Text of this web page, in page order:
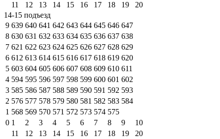
11
12 13 14 15 16 17 18 19
20
14-15 подъезд
9 639 640 641 642 643 644 645 646 647
8 630 631 632 633 634 635 636 637 638
7 621 622 623 624 625 626 627 628 629
6 612 613 614 615 616 617 618 619 620
5 603 604 605 606 607 608 609 610 611
4 594 595 596 597 598 599 600 601 602
3 585 586 587 588 589 590 591 592 593
2 576 577 578 579 580 581 582 583 584
1 568 569 570 571 572 573 574 575
0 1 2 3 4 5 6 7 8 9
10
11
12 13 14 15 16 17 18 19
20